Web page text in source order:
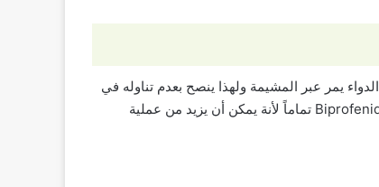
يمر عبر المشيمة ولهذا ينصح بعدم تناوله في
الثلاث شهور الأولى من الحمل الأول إلا في حالات الضرورة القصوى وبإرشاد من الطبيب، وأما في الثلاث شهور الأخيرة فيمنع استخدام Biprofenid تماماً لأنة يمكن أن يزيد من عملية